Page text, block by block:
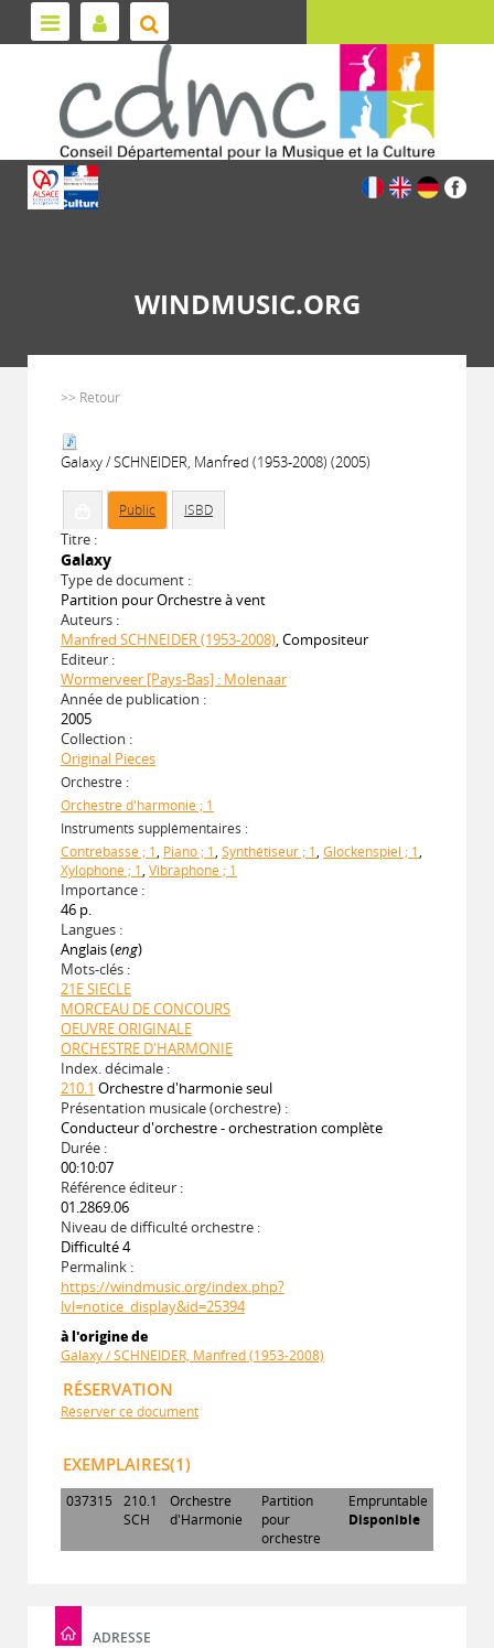
WINDMUSIC.ORG
>> Retour
Galaxy / SCHNEIDER, Manfred (1953-2008) (2005)
Public ISBD
Titre :
Galaxy
Type de document :
Partition pour Orchestre à vent
Auteurs :
Manfred SCHNEIDER (1953-2008), Compositeur
Editeur :
Wormerveer [Pays-Bas] : Molenaar
Année de publication :
2005
Collection :
Original Pieces
Orchestre :
Orchestre d'harmonie ; 1
Instruments supplémentaires :
Contrebasse ; 1, Piano ; 1, Synthétiseur ; 1, Glockenspiel ; 1,
Xylophone ; 1, Vibraphone ; 1
Importance :
46 p.
Langues :
Anglais (eng)
Mots-clés :
21E SIECLE
MORCEAU DE CONCOURS
OEUVRE ORIGINALE
ORCHESTRE D'HARMONIE
Index. décimale :
210.1 Orchestre d'harmonie seul
Présentation musicale (orchestre) :
Conducteur d'orchestre - orchestration complète
Durée :
00:10:07
Référence éditeur :
01.2869.06
Niveau de difficulté orchestre :
Difficulté 4
Permalink :
https://windmusic.org/index.php?
lvl=notice_display&id=25394
à l'origine de
Galaxy / SCHNEIDER, Manfred (1953-2008)
RÉSERVATION
Réserver ce document
EXEMPLAIRES(1)
037315
210.1
SCH
Orchestre
d'Harmonie
Partition
pour
orchestre
Empruntable
Disponible
ADRESSE